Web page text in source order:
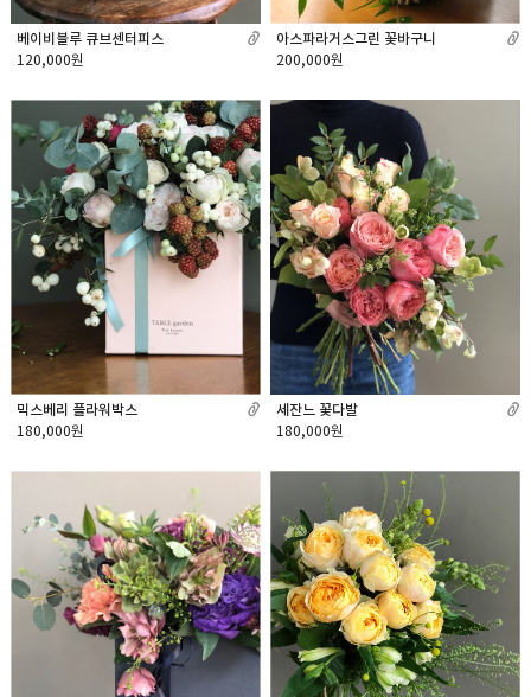
베이비블루 큐브센터피스
120,000원
아스파라거스그린 꽃바구니
200,000원
믹스베리 플라워박스
180,000원
세잔느 꽃다발
180,000원